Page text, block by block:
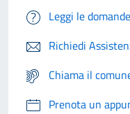
Leggi le
Richiedi
Chiama il
Prenota un